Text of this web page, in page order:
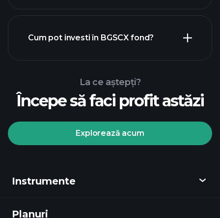
Cum pot investi în BGSCX fond?
recomandat
La ce aștepți?
Începe să faci profit astăzi
Explorează acum
Instrumente
Descoperă
Planuri